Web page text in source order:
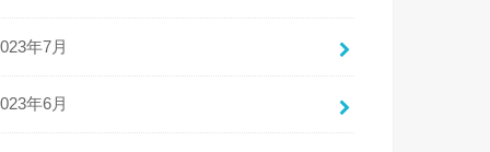
年7月
年6月